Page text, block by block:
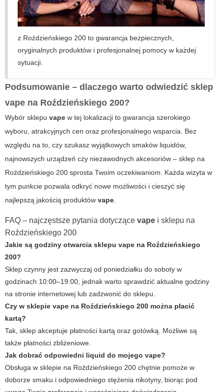
z Roździeńskiego 200 to gwarancja bezpiecznych,
oryginalnych produktów i profesjonalnej pomocy w każdej
sytuacji.
Podsumowanie – dlaczego warto odwiedzić sklep
vape na Roździeńskiego 200?
Wybór sklepu vape w tej lokalizacji to gwarancja szerokiego
wyboru, atrakcyjnych cen oraz profesjonalnego wsparcia. Bez
względu na to, czy szukasz wyjątkowych smaków liquidów,
najnowszych urządzeń czy niezawodnych akcesoriów – sklep na
Roździeńskiego 200 sprosta Twoim oczekiwaniom. Każda wizyta w
tym punkcie pozwala odkryć nowe możliwości i cieszyć się
najlepszą jakością produktów vape.
FAQ – najczęstsze pytania dotyczące vape i sklepu na
Roździeńskiego 200
Jakie są godziny otwarcia sklepu vape na Roździeńskiego
200?
Sklep czynny jest zazwyczaj od poniedziałku do soboty w
godzinach 10:00–19:00, jednak warto sprawdzić aktualne godziny
na stronie internetowej lub zadzwonić do sklepu.
Czy w sklepie vape na Roździeńskiego 200 można płacić
kartą?
Tak, sklep akceptuje płatności kartą oraz gotówką. Możliwe są
także płatności zbliżeniowe.
Jak dobrać odpowiedni liquid do mojego vape?
Obsługa w sklepie na Roździeńskiego 200 chętnie pomoże w
doborze smaku i odpowiedniego stężenia nikotyny, biorąc pod